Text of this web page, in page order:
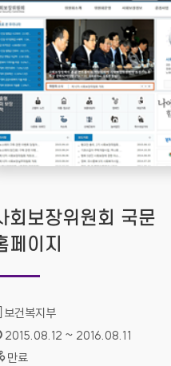
회보장위원회 국문
페이지
기관명 :
보건복지부
인증기간 :
2015.08.12 ~ 2016.08.11
상태 :
만료